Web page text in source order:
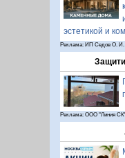
эстетикой и
Реклама: ИП Седов О. И.
Реклама: ООО "Линия